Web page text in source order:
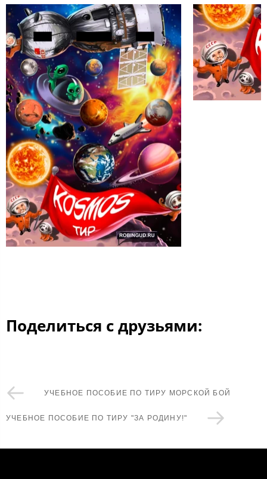
Поделиться с друзьями:
УЧЕБНОЕ ПОСОБИЕ ПО ТИРУ МОРСКОЙ БОЙ
УЧЕБНОЕ ПОСОБИЕ ПО ТИРУ "ЗА РОДИНУ!"